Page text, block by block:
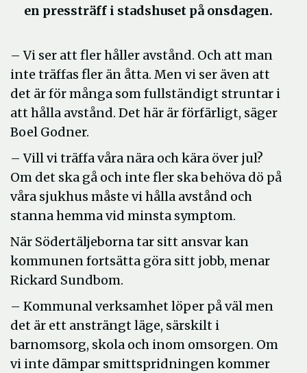
en pressträff i stadshuset på onsdagen.
– Vi ser att fler håller avstånd. Och att man
inte träffas fler än åtta. Men vi ser även att
det är för många som fullständigt struntar i
att hålla avstånd. Det här är förfärligt, säger
Boel Godner.
– Vill vi träffa våra nära och kära över jul?
Om det ska gå och inte fler ska behöva dö på
våra sjukhus måste vi hålla avstånd och
stanna hemma vid minsta symptom.
När Södertäljeborna tar sitt ansvar kan
kommunen fortsätta göra sitt jobb, menar
Rickard Sundbom.
– Kommunal verksamhet löper på väl men
det är ett ansträngt läge, särskilt i
barnomsorg, skola och inom omsorgen. Om
vi inte dämpar smittspridningen kommer